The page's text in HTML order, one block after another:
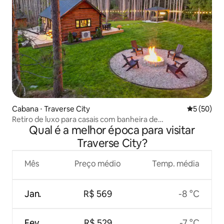
Cabana ⋅ Traverse City 5 de uma
5 (50)
Retiro de luxo para casais com banheira de
hidromassagem em Traverse City!
Qual é a melhor época para visitar
Traverse City?
Mês
Jan.
Preço médio
R$ 569
Temp. média
-8 °C